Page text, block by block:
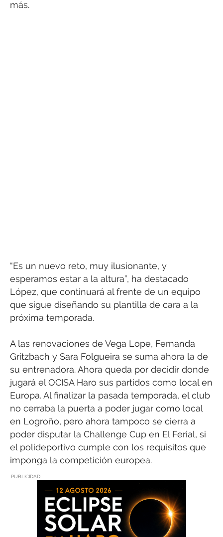
más.
“Es un nuevo reto, muy ilusionante, y
esperamos estar a la altura”, ha destacado
López, que continuará al frente de un equipo
que sigue diseñando su plantilla de cara a la
próxima temporada.
A las renovaciones de Vega Lope, Fernanda
Gritzbach y Sara Folgueira se suma ahora la de
su entrenadora. Ahora queda por decidir donde
jugará el OCISA Haro sus partidos como local en
Europa. Al finalizar la pasada temporada, el club
no cerraba la puerta a poder jugar como local
en Logroño, pero ahora tampoco se cierra a
poder disputar la Challenge Cup en El Ferial, si
el polideportivo cumple con los requisitos que
imponga la competición europea.
PUBLICIDAD